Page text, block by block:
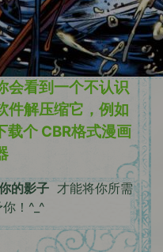
会看到一个不认识
件解压缩它，例如
载个 CBR格式漫画
的影子 才能将你所需
！^_^